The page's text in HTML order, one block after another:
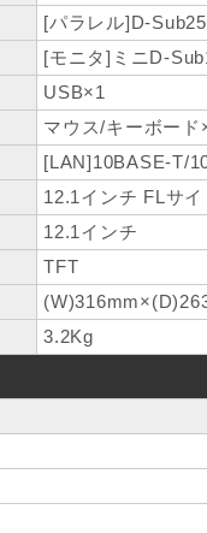
[パラレル]D-
[モニタ]ミニD-
USB×1
マウス/キーボー
[LAN]10BASE-T/
12.1インチ FLサ
12.1インチ
TFT
3.2Kg